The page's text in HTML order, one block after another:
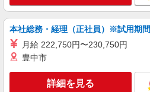
アルバイト パート
コンパスグループ・ジャパン株式会社
調理師【アルバイ
(試用期間2ヶ月) 残業が発生した場合、残業代を1
分単位で別途支給
グランダ井荻
本社総務・経理（正社員）※試用期
月給 222,750円〜230,750円
豊中市
詳細を見る